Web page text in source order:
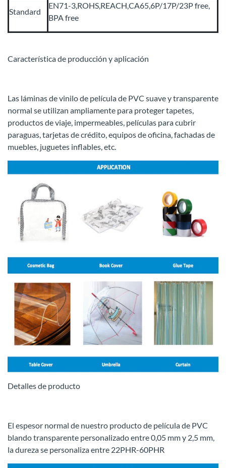
Standard
EN71-3,ROHS,REACH,CA65,6P/17P/23P free,
BPA free
Característica de producción y aplicación
Las láminas de vinilo de película de PVC suave y transparente
normal se utilizan ampliamente para proteger tapetes,
productos de viaje, impermeables, películas para cubrir
paraguas, tarjetas de crédito, equipos de oficina, fachadas de
muebles, juguetes inflables, etc.
Detalles de producto
El espesor normal de nuestro producto de película de PVC
blando transparente personalizado entre 0,05 mm y 2,5 mm,
la dureza se personaliza entre 22PHR-60PHR